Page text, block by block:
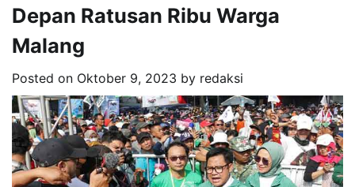
Depan Ratusan Ribu Warga
Malang
Posted on Oktober 9, 2023 by redaksi